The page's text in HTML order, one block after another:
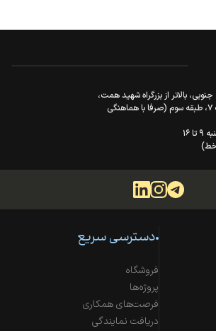
بالاتر از بزرگراه شهید همت،
خیابان ۱۹ ام، پلاک ۲۴، زنگ ۷، طبقه سوم (صرفا با هماهنگی
۱۶
دسترسی سریع
فروشگاه
پروژه‌ها
فرصت‌های همکاری
دریافت نمایندگی